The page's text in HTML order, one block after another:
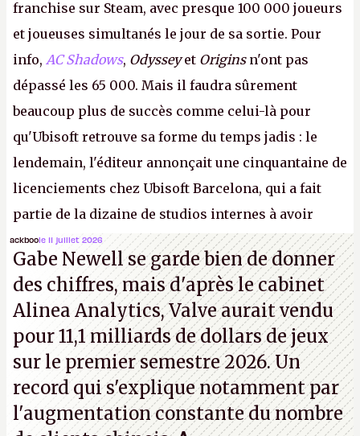
franchise sur Steam, avec presque 100 000 joueurs
et joueuses simultanés le jour de sa sortie. Pour
info, AC Shadows, Odysseyet Originsn'ont pas
dépassé les 65 000. Mais il faudra sûrement
beaucoup plus de succès comme celui-là pour
qu'Ubisoft retrouve sa forme du temps jadis : le
lendemain, l'éditeur annonçait une cinquantaine de
licenciements chez Ubisoft Barcelona, qui a fait
partie de la dizaine de studios internes à avoir
travaillé sur cetAssassin's Creedsous la direction
d'Ubisoft Singapour.A.
ackboole 11 juillet 2026
Gabe Newell se garde bien de donner
des chiffres, mais d'après le cabinet
Alinea Analytics, Valve aurait vendu
pour 11,1 milliards de dollars de jeux
sur le premier semestre 2026. Un
record qui s'explique notamment par
l'augmentation constante du nombre